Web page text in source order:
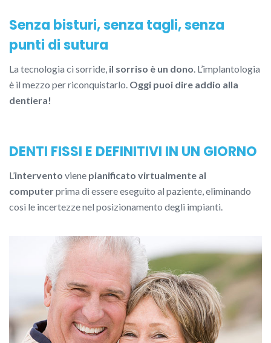
Senza bisturi, senza tagli, senza
punti di sutura
La tecnologia ci sorride, il sorriso è un dono. L’implantologia
è il mezzo per riconquistarlo. Oggi puoi dire addio alla
dentiera!
DENTI FISSI E DEFINITIVI IN UN GIORNO
L’intervento viene pianificato virtualmente al
computerprima di essere eseguito al paziente, eliminando
così le incertezze nel posizionamento degli impianti.